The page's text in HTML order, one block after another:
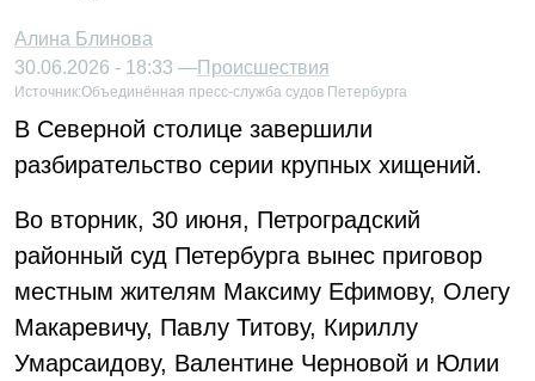
Алина Блинова
30.06.2026 - 18:33 —Происшествия
Источник:Объединённая пресс-служба судов Петербурга
В Северной столице завершили
разбирательство серии крупных хищений.
Во вторник, 30 июня, Петроградский
районный суд Петербурга вынес приговор
местным жителям Максиму Ефимову, Олегу
Макаревичу, Павлу Титову, Кириллу
Умарсаидову, Валентине Черновой и Юлии